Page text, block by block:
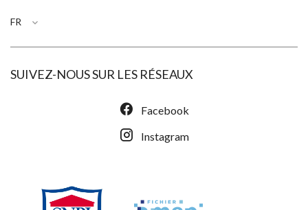
FR
SUIVEZ-NOUS SUR LES RÉSEAUX
Facebook
Instagram